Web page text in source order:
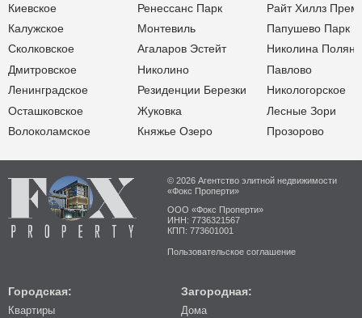
Киевское
Калужское
Сколковское
Дмитровское
Ленинградское
Осташковское
Волоколамское
Ренессанс Парк
Монтевиль
Агаларов Эстейт
Николино
Резиденции Березки
Жуковка
Княжье Озеро
Райт Хиллз
Папушево Парк
Николина Поляна
Павлово
Никологорское
Лесные Зори
Прозорово
© 2026 Агентство элитной недвижимости
«Фокс Проперти»
ООО «Фокс Проперти»
ИНН: 7736321567
КПП: 773601001
Пользовательское соглашение
Городская:
Квартиры
Загородная:
Дома